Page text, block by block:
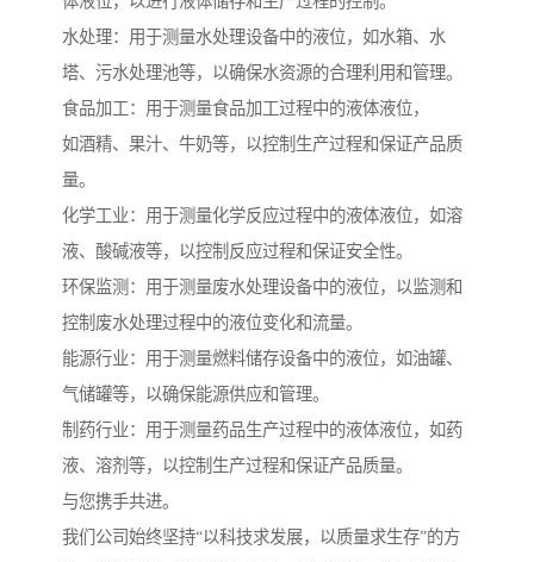
水处理：用于测量水处理设备中的液位，如水箱、水
塔、污水处理池等，以确保水资源的合理利用和管理。
食品加工：用于测量食品加工过程中的液体液位，
如酒精、果汁、牛奶等，以控制生产过程和保证产品质
量。
化学工业：用于测量化学反应过程中的液体液位，如溶
液、酸碱液等，以控制反应过程和保证安全性。
环保监测：用于测量废水处理设备中的液位，以监测和
控制废水处理过程中的液位变化和流量。
能源行业：用于测量燃料储存设备中的液位，如油罐、
气储罐等，以确保能源供应和管理。
制药行业：用于测量药品生产过程中的液体液位，如药
液、溶剂等，以控制生产过程和保证产品质量。
与您携手共进。
我们公司始终坚持“以科技求发展，以质量求生存”的方